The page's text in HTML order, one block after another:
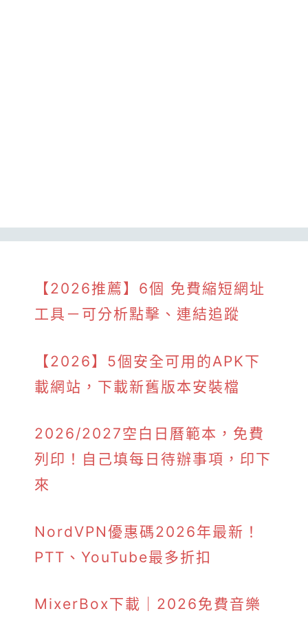
【2026推薦】6個 免費縮短網址
工具－可分析點擊、連結追蹤
【2026】5個安全可用的APK下
載網站，下載新舊版本安裝檔
2026/2027空白日曆範本，免費
列印！自己填每日待辦事項，印下
來
NordVPN優惠碼2026年最新！
PTT、YouTube最多折扣
MixerBox下載｜2026免費音樂